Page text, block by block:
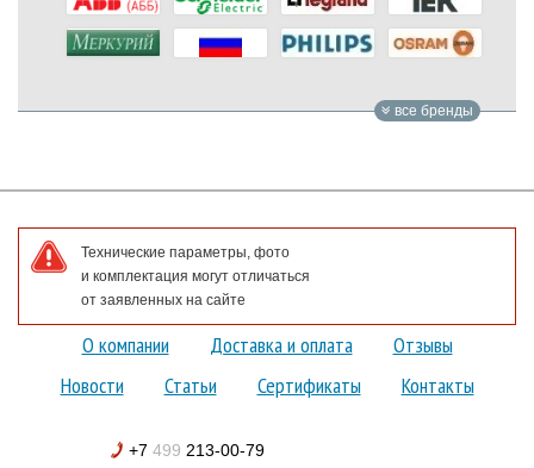
все бренды
Технические параметры, фото
и комплектация могут отличаться
от заявленных на сайте
О компании Доставка и оплата
Отзывы
Новости
Статьи Сертификаты Контакты
+7 499 213-00-79